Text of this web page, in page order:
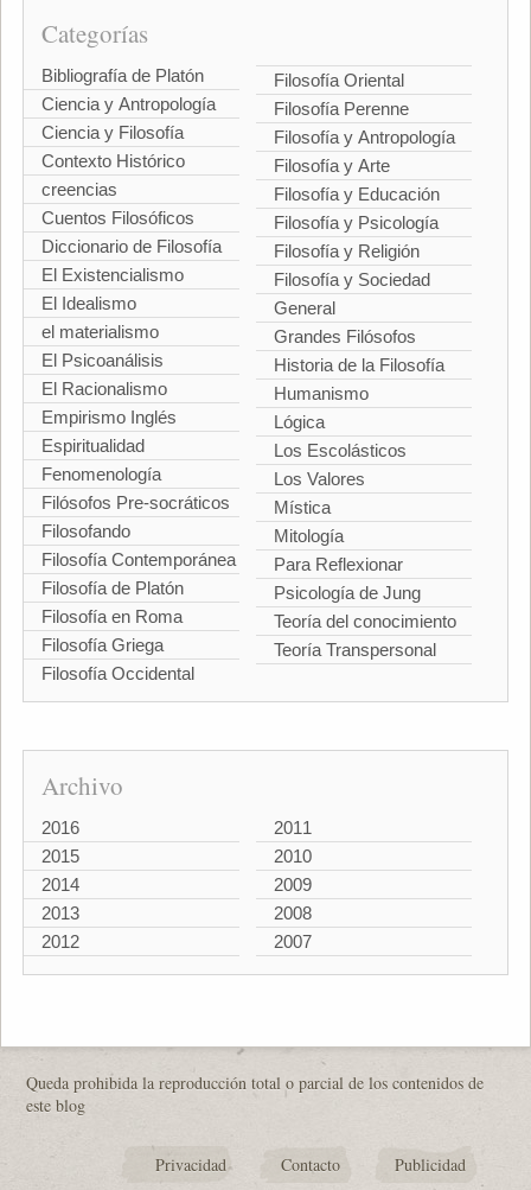
Categorías
Bibliografía de Platón
Ciencia y Antropología
Ciencia y Filosofía
Contexto Histórico
creencias
Cuentos Filosóficos
Diccionario de Filosofía
El Existencialismo
El Idealismo
el materialismo
El Psicoanálisis
El Racionalismo
Empirismo Inglés
Espiritualidad
Fenomenología
Filósofos Pre-socráticos
Filosofando
Filosofía Contemporánea
Filosofía de Platón
Filosofía en Roma
Filosofía Griega
Filosofía Occidental
Filosofía Oriental
Filosofía Perenne
Filosofía y Antropología
Filosofía y Arte
Filosofía y Educación
Filosofía y Psicología
Filosofía y Religión
Filosofía y Sociedad
General
Grandes Filósofos
Historia de la Filosofía
Humanismo
Lógica
Los Escolásticos
Los Valores
Mística
Mitología
Para Reflexionar
Psicología de Jung
Teoría del conocimiento
Teoría Transpersonal
Archivo
2016
2015
2014
2013
2012
2011
2010
2009
2008
2007
Queda prohibida la reproducción total o parcial de los contenidos de
este blog
Privacidad Contacto Publicidad